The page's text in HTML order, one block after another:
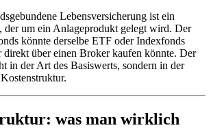
Lebensversicherung ist ein
der um ein Anlageprodukt gelegt wird. Der
könnte derselbe ETF oder Indexfonds
direkt über einen Broker kaufen könnte. Der
in der Art des Basiswerts, sondern in der
was man wirklich